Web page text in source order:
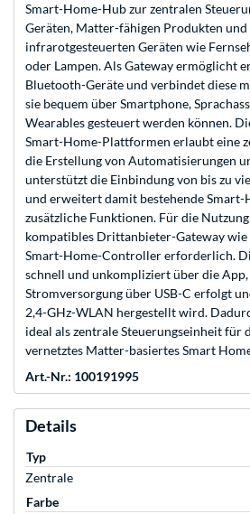
Smart-Home-Hub zur zentralen
Geräten, Matter-fähigen Produkten
infrarotgesteuerten Geräten wie
oder Lampen. Als Gateway ermöglicht
Bluetooth-Geräte und verbindet diese
sie bequem über Smartphone,
Wearables gesteuert werden können.
Smart-Home-Plattformen erlaubt eine
die Erstellung von Automatisierungen
unterstützt die Einbindung von bis zu
und erweitert damit bestehende Smart-
zusätzliche Funktionen. Für die
kompatibles Drittanbieter-Gateway
Smart-Home-Controller erforderlich.
schnell und unkompliziert über die
Stromversorgung über USB-C erfolgt
2,4-GHz-WLAN hergestellt wird.
ideal als zentrale Steuerungseinheit für
vernetztes Matter-basiertes Smart
Art.-Nr.: 100191995
Details
Typ
Zentrale
Farbe